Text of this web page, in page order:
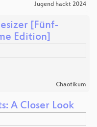
Jugend hackt 2024
[Fünf-
Edition]
Chaotikum
A Closer Look